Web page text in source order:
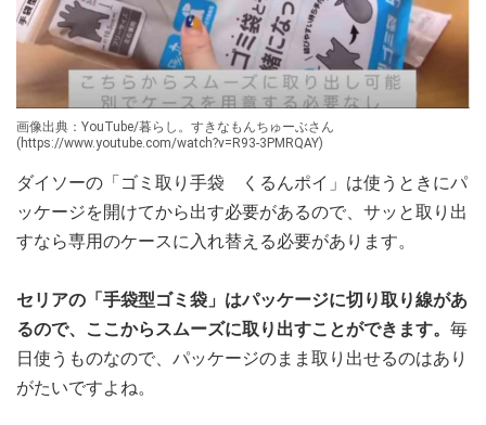
画像出典：YouTube/暮らし。すきなもんちゅーぶさん
(https://www.youtube.com/watch?v=R93-3PMRQAY)
ダイソーの「ゴミ取り手袋 くるんポイ」は使うときにパ
ッケージを開けてから出す必要があるので、サッと取り出
すなら専用のケースに入れ替える必要があります。
セリアの「手袋型ゴミ袋」はパッケージに切り取り線があ
るので、ここからスムーズに取り出すことができます。 毎
日使うものなので、パッケージのまま取り出せるのはあり
がたいですよね。